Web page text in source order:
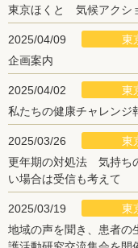
東京ほくと 気候アクシ
2025/04/09
東
企画案内
2025/04/02
東
私たちの健康チャレンジ
2025/03/26
東
更年期の対処法 気持ち
い場合は受信も考えて
2025/03/19
東
地域の声を聞き、患者